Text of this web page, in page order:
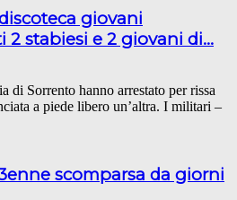
giovani
2 stabiesi e 2 giovani di...
di Sorrento hanno arrestato per rissa
a piede libero un’altra. I militari –
scomparsa da giorni